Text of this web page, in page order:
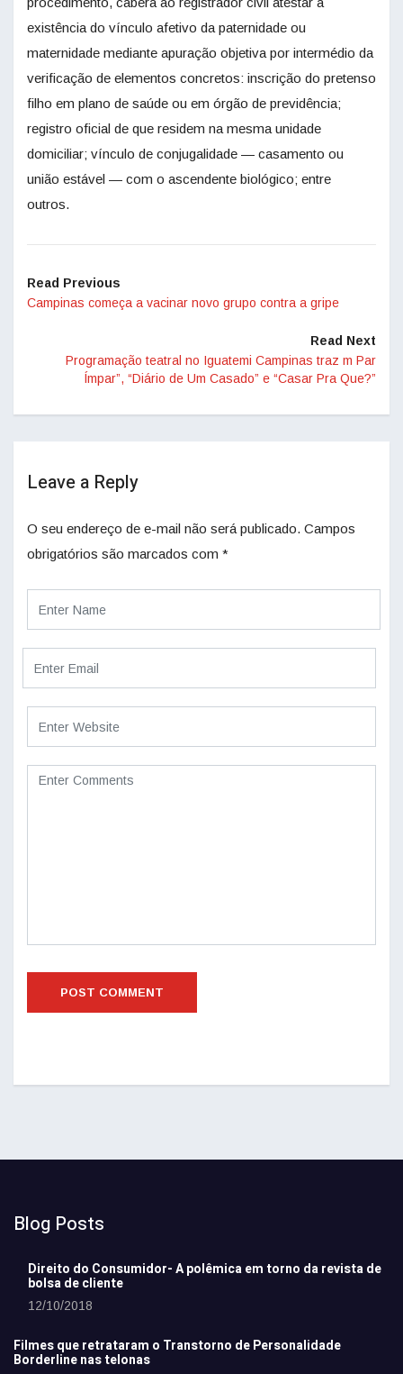
existência do vínculo afetivo da paternidade ou
maternidade mediante apuração objetiva por intermédio da
verificação de elementos concretos: inscrição do pretenso
filho em plano de saúde ou em órgão de previdência;
registro oficial de que residem na mesma unidade
domiciliar; vínculo de conjugalidade — casamento ou
união estável — com o ascendente biológico; entre
outros.
Read Previous
Campinas começa a vacinar novo grupo contra a gripe
Read Next
Programação teatral no Iguatemi Campinas traz m Par
Ímpar”, “Diário de Um Casado” e “Casar Pra Que?”
Leave a Reply
O seu endereço de e-mail não será publicado. Campos
obrigatórios são marcados com *
Blog Posts
Direito do Consumidor- A polêmica em torno da revista de
bolsa de cliente
12/10/2018
Filmes que retrataram o Transtorno de Personalidade
Borderline nas telonas